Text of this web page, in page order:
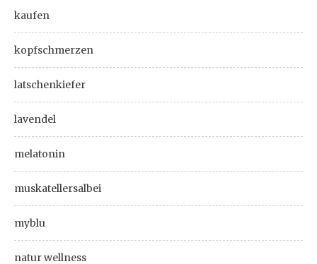
kaufen
kopfschmerzen
latschenkiefer
lavendel
melatonin
muskatellersalbei
myblu
natur wellness